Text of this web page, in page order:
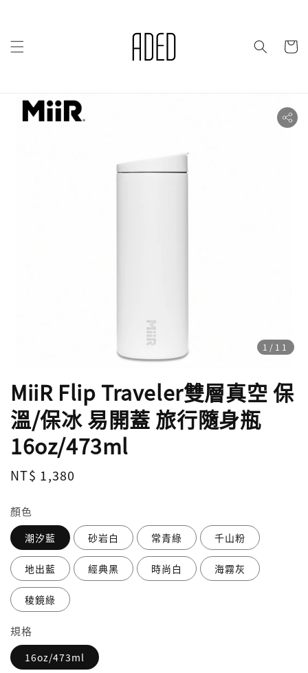
1 /11
MiiR Flip Traveler雙層真空 保
溫/保冰 易開蓋 旅行隨身瓶
16oz/473ml
Regular
NT$ 1,380
顏色
潮汐藍 砂岩白 常青綠 千山粉
地出藍 經典黑 時尚白 海霧灰
稜鏡綠
規格
16oz/473ml